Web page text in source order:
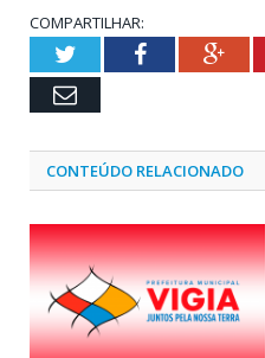
COMPARTILHAR:
TwitterFacebook
Email
CONTEÚDO RELACIONADO